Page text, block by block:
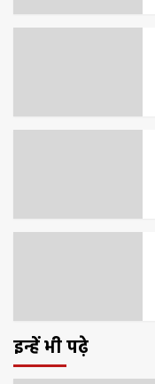
इन्हें भी पढ़े